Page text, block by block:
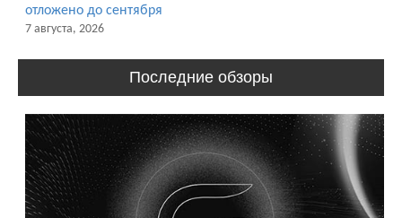
отложено до сентября
7 августа, 2026
Последние обзоры